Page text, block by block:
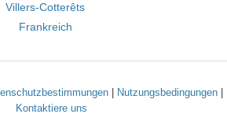
Villers-Cotterêts
Frankreich
Nutzungsbedingungen
Kontaktiere uns